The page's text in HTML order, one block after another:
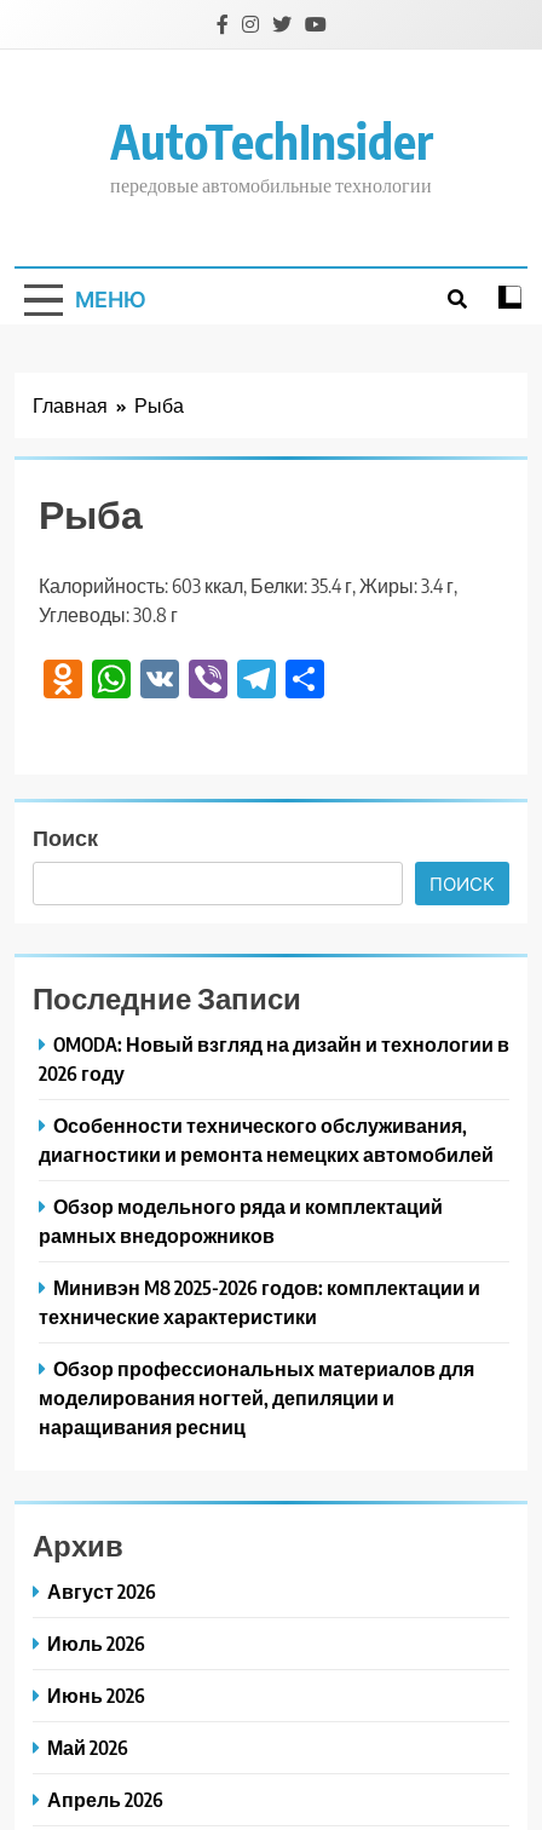
AutoTechInsider
передовые автомобильные технологии
МЕНЮ
Главная Рыба
Рыба
Калорийность: 603 ккал, Белки: 35.4 г, Жиры: 3.4 г,
Углеводы: 30.8 г
Odnoklassniki
WhatsApp
VK ViberTelegram
Поиск
ПОИСК
Последние Записи
OMODA: Новый взгляд на дизайн и технологии в
2026 году
Особенности технического обслуживания,
диагностики и ремонта немецких автомобилей
Обзор модельного ряда и комплектаций
рамных внедорожников
Минивэн M8 2025-2026 годов: комплектации и
технические характеристики
Обзор профессиональных материалов для
моделирования ногтей, депиляции и
наращивания ресниц
Архив
Август 2026
Июль 2026
Июнь 2026
Май 2026
Апрель 2026